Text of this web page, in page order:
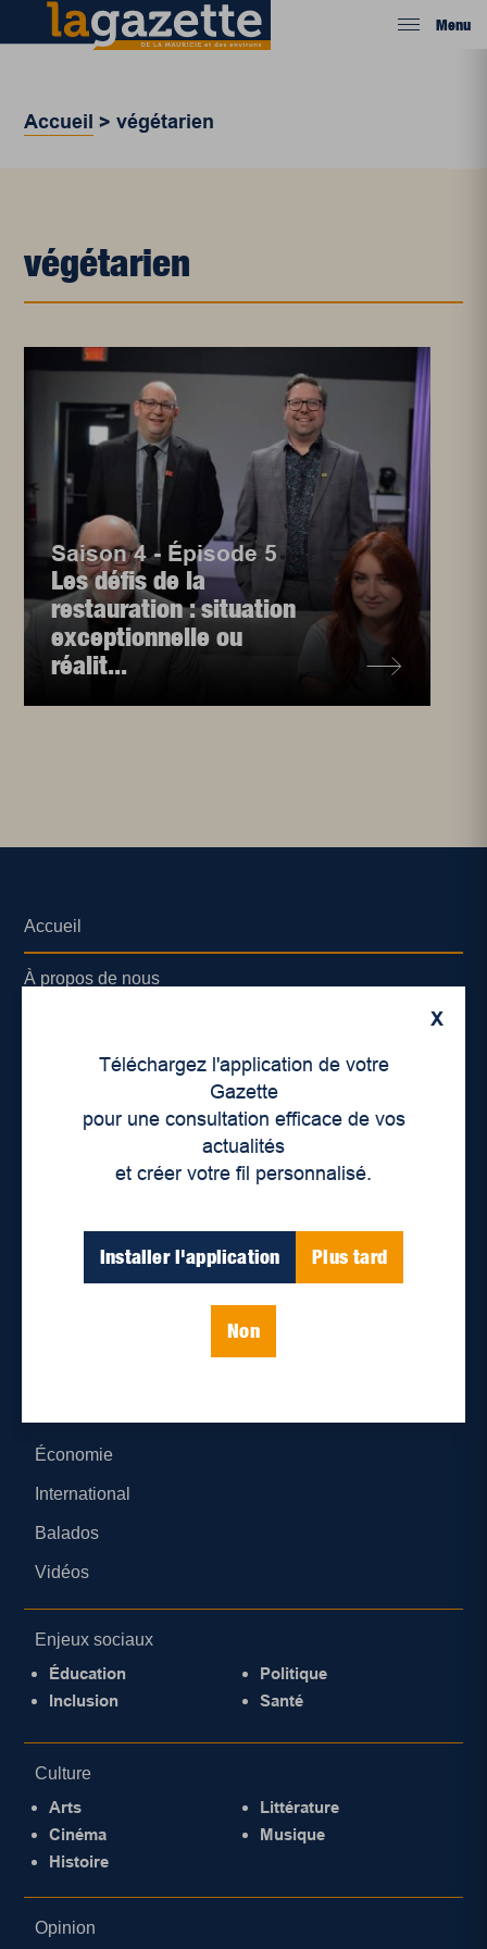
Menu
Accueil >végétarien
végétarien
Saison 4 - Épisode 5
Les défis de la
restauration : situation
exceptionnelle ou
réalit...
X
Téléchargez l'application de votre
Gazette
pour une consultation efficace de vos
actualités
et créer votre fil personnalisé.
Installer l'application Plus tard
Non
Accueil
À propos de nous
Lieux de distribution
Économie
International
Balados
Vidéos
Enjeux sociaux
Éducation
Inclusion
Politique
Santé
Culture
Arts
Cinéma
Histoire
Littérature
Musique
Opinion